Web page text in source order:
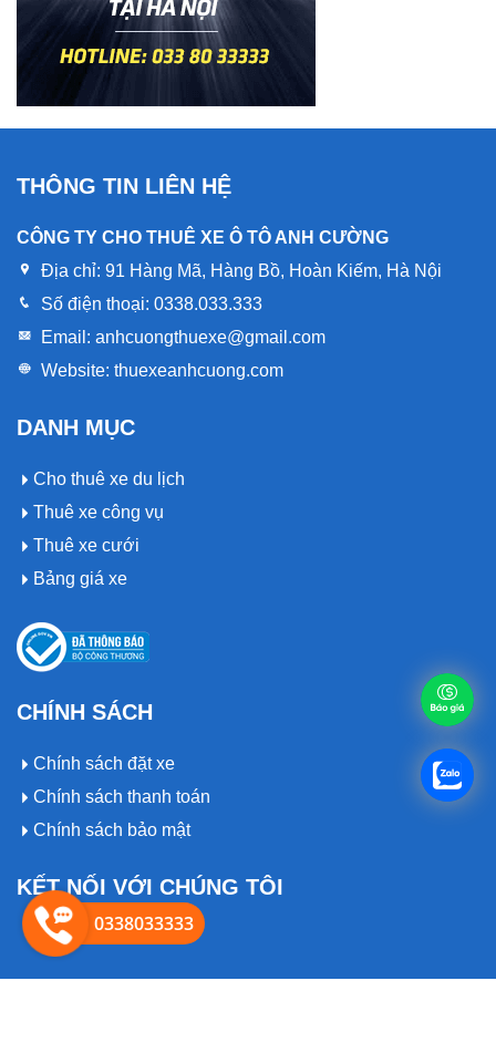
THÔNG TIN LIÊN HỆ
CÔNG TY CHO THUÊ XE Ô TÔ ANH CƯỜNG
Địa chỉ: 91 Hàng Mã, Hàng Bồ, Hoàn Kiếm, Hà Nội
Số điện thoại: 0338.033.333
Email: anhcuongthuexe@gmail.com
Website: thuexeanhcuong.com
DANH MỤC
Cho thuê xe du lịch
Thuê xe công vụ
Thuê xe cưới
Bảng giá xe
CHÍNH SÁCH
Chính sách đặt xe
Chính sách thanh toán
Chính sách bảo mật
KẾT NỐI VỚI CHÚNG TÔI
0338033333